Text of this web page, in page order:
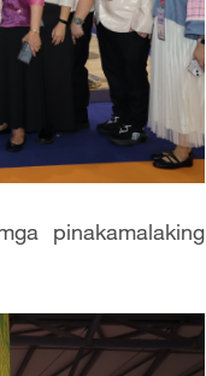
pinakamalaking